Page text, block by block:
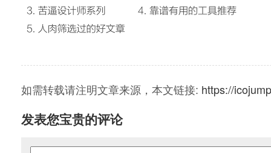
如需转载请注明文章来源，本文链接: https://
发表您宝贵的评论